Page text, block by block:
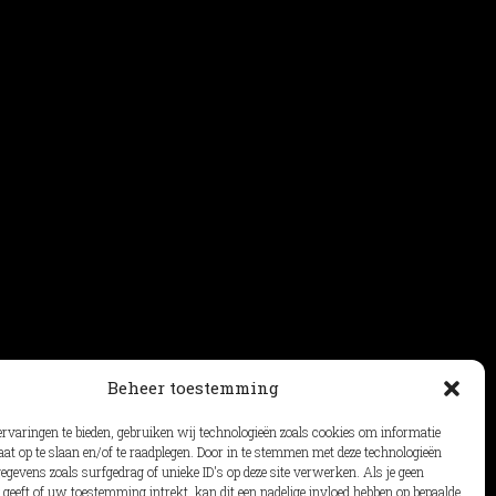
Beheer toestemming
te bieden, gebruiken wij technologieën zoals cookies om informatie
op te slaan en/of te raadplegen. Door in te stemmen met deze technologieën
zoals surfgedrag of unieke ID's op deze site verwerken. Als je geen
of uw toestemming intrekt, kan dit een nadelige invloed hebben op bepaalde